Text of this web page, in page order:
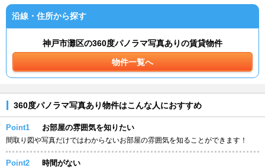
沿線・住所から探す
神戸市灘区の360度パノラマ写真ありの賃貸物件
物件一覧へ
360度パノラマ写真あり物件はこんな人におすすめ
Point1 お部屋の雰囲気を知りたい
間取り図や写真だけではわからないお部屋の雰囲気を知ることができます！
Point2 時間がない